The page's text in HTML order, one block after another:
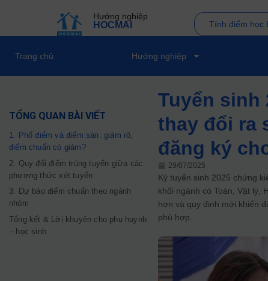
Hướng nghiệp
HOCMAI Tính điểm học
Trang chủ Hướng nghiệp
TỔNG QUAN BÀI VIẾT
1. Phổ điểm và điểm sàn: giảm rõ,
điểm chuẩn có giảm?
2. Quy đổi điểm trúng tuyển giữa các
phương thức xét tuyển
3. Dự báo điểm chuẩn theo ngành
nhóm
Tổng kết & Lời khuyên cho phụ huynh
– học sinh
Tuyển sinh
thay đổi ra
đăng ký
29/07/2025
Kỳ tuyển sinh 2025 chứng
khối ngành có Toán, Vật lý,
hơn và quy định mới khiến
phù hợp.